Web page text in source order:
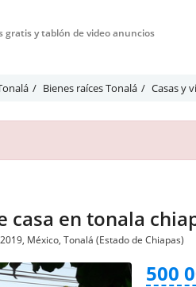
gratis y tablón de video anuncios
Bienes raíces Tonalá Casas y
casa en tonala
México, Tonalá (Estado de Chiapas)
500